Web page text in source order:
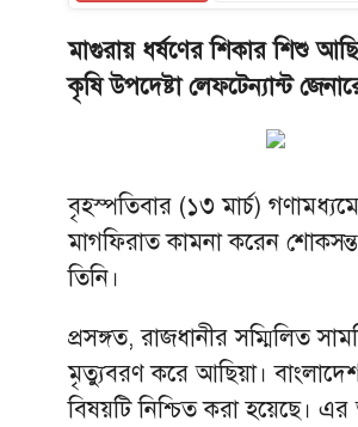
মাগুরায় ধর্ষণের শিকার শিশু
কৃষি উপদেষ্টা লেফটেন্যান্ট
বৃহস্পতিবার (১৩ মার্চ)
মাগফিরাত কামনা করেন
তিনি।
প্রসঙ্গত, রাজধানীর সম্মিলিত
মৃত্যুবরণ করে আছিয়া।
বিষয়টি নিশ্চিত করা হয়েছে।